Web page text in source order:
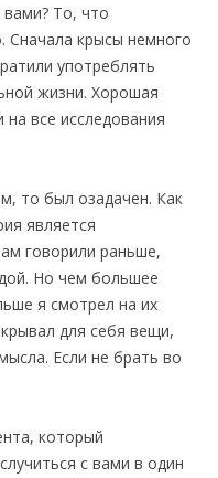
То, что
Сначала крысы немного
употреблять
жизни. Хорошая
на все исследования
то был озадачен. Как
является
говорили раньше,
Но чем большее
я смотрел на их
для себя вещи,
Если не брать во
который
с вами в один